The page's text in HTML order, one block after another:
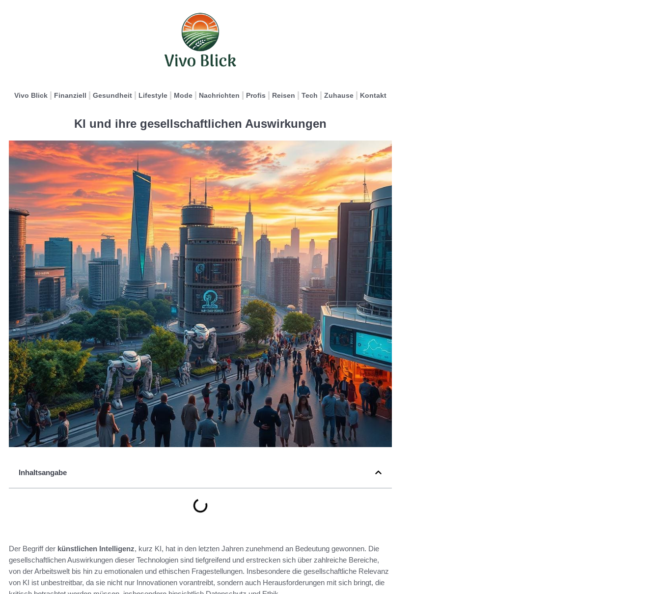
Vivo Blick Finanziell Gesundheit Lifestyle Mode Nachrichten Profis Reisen Tech Zuhause Kontakt
KI und ihre gesellschaftlichen Auswirkungen
Inhaltsangabe
Der Begriff der künstlichen Intelligenz, kurz KI, hat in den letzten Jahren zunehmend an Bedeutung gewonnen. Die
gesellschaftlichen Auswirkungen dieser Technologien sind tiefgreifend und erstrecken sich über zahlreiche Bereiche,
von der Arbeitswelt bis hin zu emotionalen und ethischen Fragestellungen. Insbesondere die gesellschaftliche Relevanz
von KI ist unbestreitbar, da sie nicht nur Innovationen vorantreibt, sondern auch Herausforderungen mit sich bringt, die